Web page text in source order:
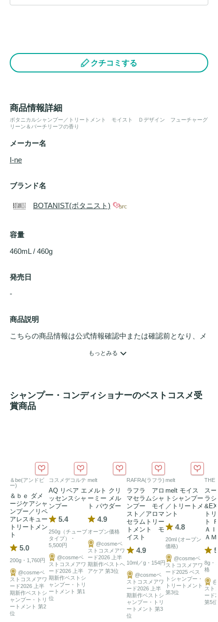
クチコミする
商品情報詳細
ボタニカルシャンプー／トリートメント モイスト Ｄデザイン フューチャーグ
リーン＆バーチリーフの香り
メーカー名
I-ne
ブランド名
BOTANIST(ボタニスト)
容量
460mL / 460g
発売日
-
商品説明
こちらの商品情報は公式情報確認中または確認前となり、メ
もっとみる
シャンプー・コンディショナーのベストコスメ受
賞商品
＆be(アンドビ
ー)
＆ｂｅ ダメ
ージケアシャ
ンプー／リペ
アレスキュー
トリートメン
ト
5.0
200g・1,760円
@cosmeベ
ストコスメアワ
ード2026 上半
期新作ベストシ
ャンプー・トリ
ートメント 第2
位
コスメデコルテ
AQ リペア エ
ッセンスシャ
ンプー
5.4
250g（チューブ
タイプ）・
5,500円
@cosmeベ
ストコスメアワ
ード2026 上半
期新作ベストシ
ャンプー・トリ
ートメント 第1
位
melt
メルト クリ
ーミー メル
ト パウダー
4.9
オープン価格
@cosmeベ
ストコスメアワ
ード2026 上半
期新作ベストヘ
アケア 第3位
RAFRA(ラフラ)
ラフラ アロ
マセラムシャ
ンプー モイ
スト／アロマ
セラムトリー
トメント モ
イスト
4.9
10ml／g・154円
@cosmeベ
ストコスメアワ
ード2026 上半
期新作ベストシ
ャンプー・トリ
ートメント 第3
位
melt
melt モイス
トシャンプー
／トリートメ
ント
4.8
20ml (オープン
価格)
@cosmeベ
ストコスメアワ
ード2025 ベス
トシャンプー・
トリートメント
第3位
THE
ス
ラ
ト
ト
Ａ
Ａ
8g・
格
スト
ード
第5位